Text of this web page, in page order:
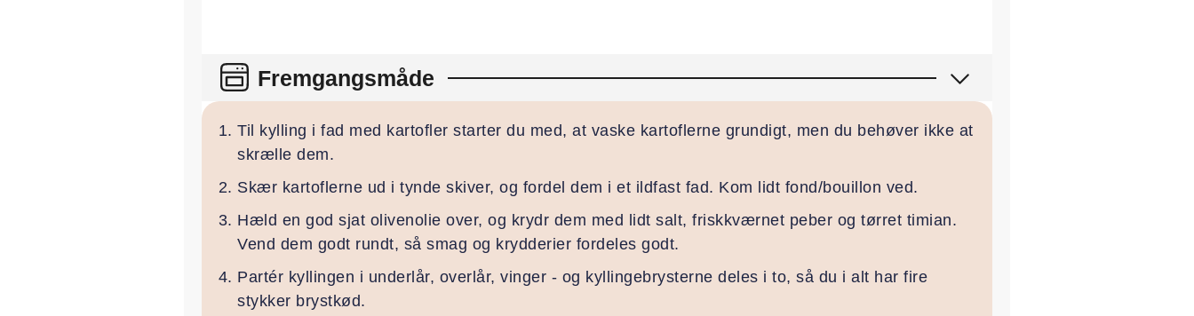
Fremgangsmåde
Til kylling i fad med kartofler starter du med, at vaske kartoflerne grundigt, men du behøver ikke at
skrælle dem.
Skær kartoflerne ud i tynde skiver, og fordel dem i et ildfast fad. Kom lidt fond/bouillon ved.
Hæld en god sjat olivenolie over, og krydr dem med lidt salt, friskkværnet peber og tørret timian.
Vend dem godt rundt, så smag og krydderier fordeles godt.
Partér kyllingen i underlår, overlår, vinger - og kyllingebrysterne deles i to, så du i alt har fire
stykker brystkød.